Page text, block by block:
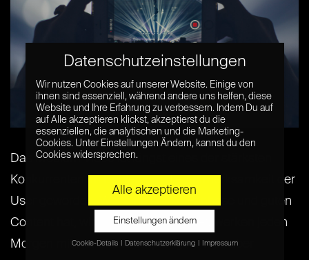
Das Medium Video ist längst eines der stärksten
Konkurrenten im Buhlen um die Aufmerksamkeit der
User geworden. Wer eine starke Fanbase und guten
Content hat, wird in den sozialen Netzwerken jeden
Morgen mit Handkuss empfangen. Was aber
Datenschutzeinstellungen
Wir nutzen Cookies auf unserer Website. Einige von
ihnen sind essenziell, während andere uns helfen, diese
Website und Ihre Erfahrung zu verbessern. Indem Du auf
auf Alle akzeptieren klickst, akzeptierst du die
essenziellen, die analytischen und die Marketing-
Cookies. Unter Einstellungen Ändern, kannst du den
Cookies widersprechen.
Alle akzeptieren
Einstellungen ändern
Cookie-Details Datenschutzerklärung Impressum